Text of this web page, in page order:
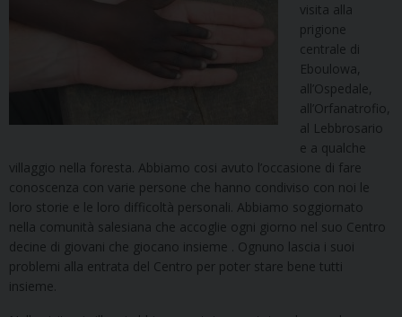
visita alla
prigione
centrale di
Eboulowa,
all’Ospedale,
all’Orfanatrofio,
al Lebbrosario
e a qualche
villaggio nella foresta. Abbiamo cosi avuto l’occasione di fare
conoscenza con varie persone che hanno condiviso con noi le
loro storie e le loro difficoltà personali. Abbiamo soggiornato
nella comunità salesiana che accoglie ogni giorno nel suo Centro
decine di giovani che giocano insieme . Ognuno lascia i suoi
problemi alla entrata del Centro per poter stare bene tutti
insieme.